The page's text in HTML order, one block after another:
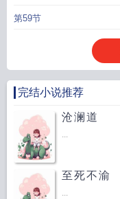
第59节
完结小说推荐
沧澜道
...
至死不渝
...